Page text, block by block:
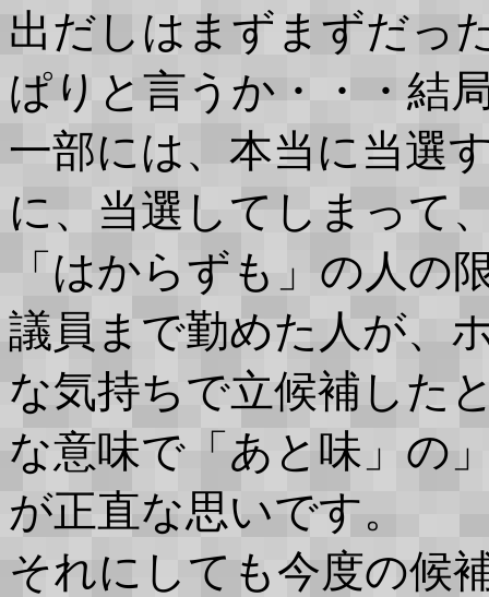
出だしはまずまずだっ
ぱりと言うか・・・結
一部には、本当に当選
に、当選してしまって
「はからずも」の人の
議員まで勤めた人が、
な気持ちで立候補した
な意味で「あと味」の
が正直な思いです。
それにしても今度の候